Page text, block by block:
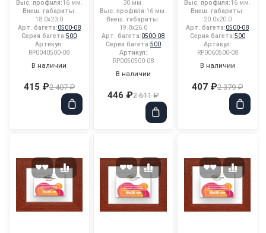
Выс. профиля:16 мм.
Внеш. габариты:
18.0x23.0
Арт. багета:0500-08
Серия багета:500
Артикул:
RP0040500-08
В наличии
415 ₽2 407 ₽
30 мм.
Выс. профиля:16 мм.
Внеш. габариты:
19.8x26.0
Арт. багета:0500-08
Серия багета:500
Артикул:
RP0050500-08
В наличии
446 ₽2 611 ₽
Выс. профиля:16 мм.
Внеш. габариты:
20.0x20.0
Арт. багета:0500-08
Серия багета:500
Артикул:
RP0060500-08
В наличии
407 ₽2 379 ₽